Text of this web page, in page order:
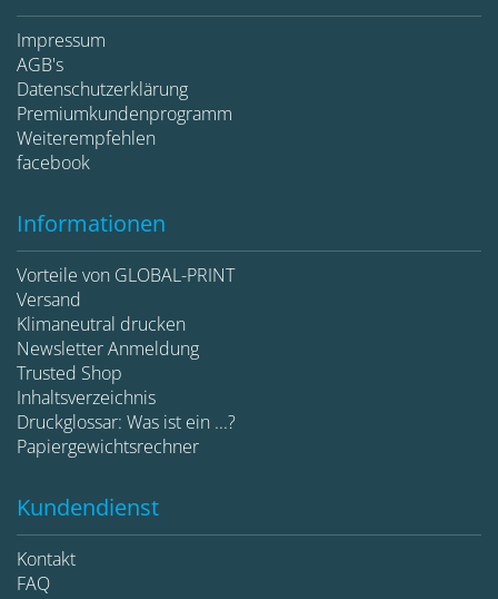
Impressum
AGB's
Datenschutzerklärung
Premiumkundenprogramm
Weiterempfehlen
facebook
Informationen
Vorteile von GLOBAL-PRINT
Versand
Klimaneutral drucken
Newsletter Anmeldung
Trusted Shop
Inhaltsverzeichnis
Druckglossar: Was ist ein ...?
Papiergewichtsrechner
Kundendienst
Kontakt
FAQ